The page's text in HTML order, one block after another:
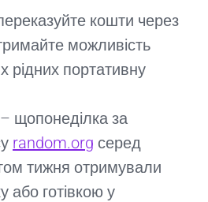
кошти через
можливість
рідних портативну
щопонеділка за
random.org серед
тижня отримували
або готівкою у